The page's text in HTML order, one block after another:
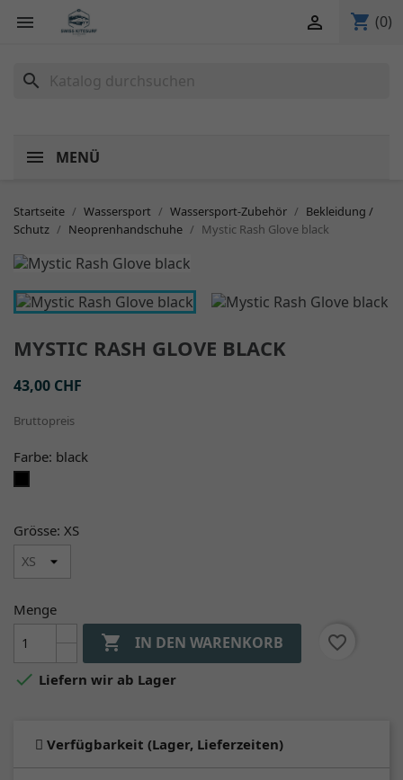
 shopping_cart (0)

search
MENÜ
Startseite Wassersport Wassersport-Zubehör
Bekleidung /
Schutz
Neoprenhandschuhe Mystic Rash Glove black
MYSTIC RASH GLOVE BLACK
43,00 CHF
Bruttopreis
Farbe: black
Grösse: XS
Menge
 IN DEN WARENKORB
favorite_border
 Liefern wir ab Lager
Verfügbarkeit (Lager, Lieferzeiten)